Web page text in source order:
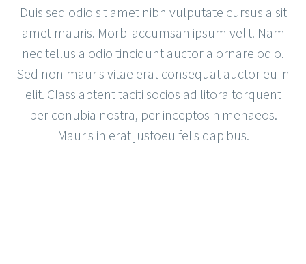
Duis sed odio sit amet nibh vulputate cursus a sit
amet mauris. Morbi accumsan ipsum velit. Nam
nec tellus a odio tincidunt auctor a ornare odio.
Sed non mauris vitae erat consequat auctor eu in
elit. Class aptent taciti socios ad litora torquent
per conubia nostra, per inceptos himenaeos.
Mauris in erat justoeu felis dapibus.